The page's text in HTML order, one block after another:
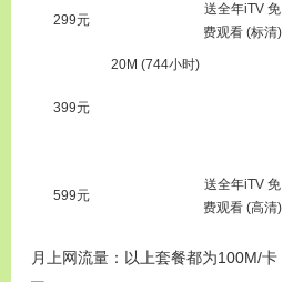
20M (744小时)
送全年iTV 免
费观看 (标清)
299元
399元
599元
送全年iTV 免
费观看 (高清)
月上网流量：以上套餐都为100M/卡